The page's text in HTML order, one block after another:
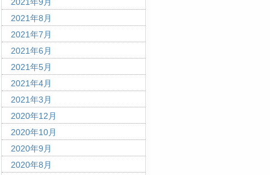
2021年8月
2021年7月
2021年6月
2021年5月
2021年4月
2021年3月
2020年12月
2020年10月
2020年9月
2020年8月